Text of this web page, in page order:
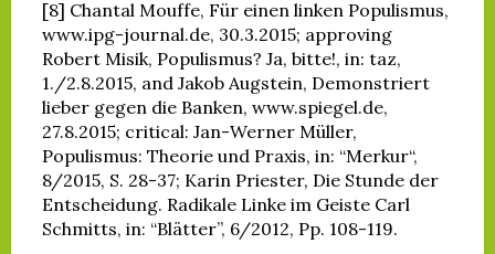
[8] Chantal Mouffe, Für einen linken Populismus,
www.ipg-journal.de, 30.3.2015; approving
Robert Misik, Populismus? Ja, bitte!, in: taz,
1./2.8.2015, and Jakob Augstein, Demonstriert
lieber gegen die Banken, www.spiegel.de,
27.8.2015; critical: Jan-Werner Müller,
Populismus: Theorie und Praxis, in: “Merkur“,
8/2015, S. 28-37; Karin Priester, Die Stunde der
Entscheidung. Radikale Linke im Geiste Carl
Schmitts, in: “Blätter”, 6/2012, Pp. 108-119.